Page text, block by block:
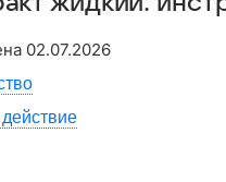
02.07.2026